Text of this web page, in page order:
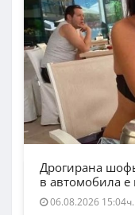
Дрогирана
в автомобила
06.08.2026 15:04ч.